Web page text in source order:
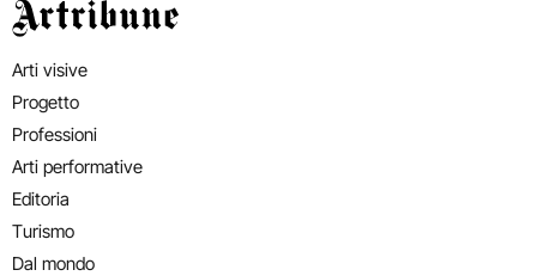
Artribune
Arti visive
Progetto
Professioni
Arti performative
Editoria
Turismo
Dal mondo